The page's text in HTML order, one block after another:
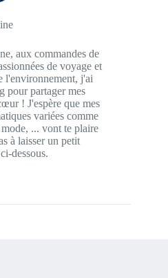
aux commandes de
de voyage et
l'environnement, j'ai
pour partager mes
! J'espère que mes
variées comme
... vont te plaire
à laisser un petit
dessous.